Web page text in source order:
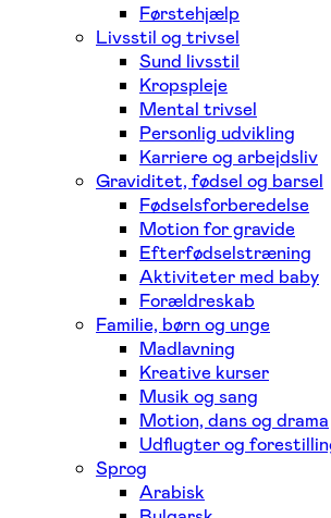
Førstehjælp
Livsstil og trivsel
Sund livsstil
Kropspleje
Mental trivsel
Personlig udvikling
Karriere og arbejdsliv
Graviditet, fødsel og barsel
Fødselsforberedelse
Motion for gravide
Efterfødselstræning
Aktiviteter med baby
Forældreskab
Familie, børn og unge
Madlavning
Kreative kurser
Musik og sang
Motion, dans og drama
Udflugter og
Sprog
Arabisk